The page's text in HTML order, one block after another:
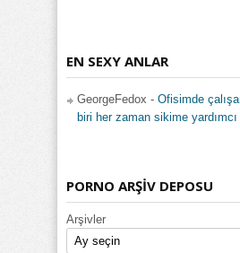
EN SEXY ANLAR
GeorgeFedox - Ofisimde
biri her zaman sikime
PORNO ARŞİV DEPOSU
Arşivler